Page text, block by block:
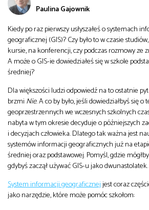
od
do
Infrastruktura i
Architektura, inżynieria i
Paulina Gajownik
Kiedy po raz pierwszy usłyszałeś o systemach
geograficznej (GIS)? Czy było to w czasie
kursie, na konferencji, czy podczas rozmowy ze
A może o GIS-ie dowiedziałeś się w szkole
średniej?
Dla większości ludzi odpowiedź na to ostatnie
brzmi Nie. A co by było, jeśli dowiedziałbyś się
geoprzestrzennych we wczesnych szkolnych
nabyta w tym okresie decyduje o późniejszych
i decyzjach człowieka. Dlatego tak ważna jest
systemów informacji geograficznych już na
średniej oraz podstawowej. Pomyśl, gdzie
gdybyś zaczął używać GIS-u jako dwunastolatek.
System informacji geograficznejjest coraz
jako narzędzie, które może pomóc szkołom: